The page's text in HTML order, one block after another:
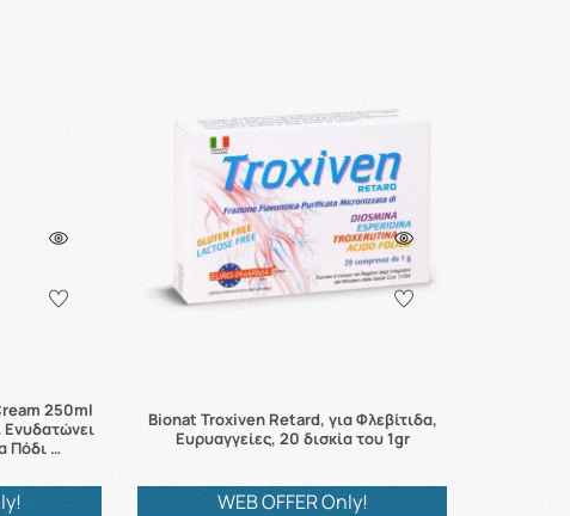
250ml
Πόδι …
Bionat Troxiven Retard, για Φλεβίτιδα,
Ευρυαγγείες, 20 δισκία του 1gr
WEB OFFER Only!